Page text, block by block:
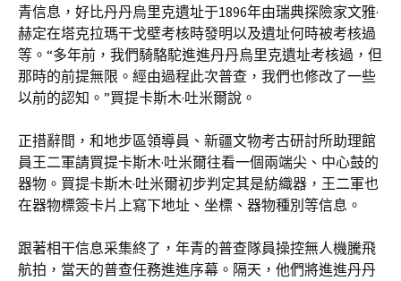
青信息，好比丹丹烏里克遺址于1896年由瑞典探險家文雅·
赫定在塔克拉瑪干戈壁考核時發明以及遺址何時被考核過
等。“多年前，我們騎駱駝進進丹丹烏里克遺址考核過，但
那時的前提無限。經由過程此次普查，我們也修改了一些
以前的認知。”買提卡斯木·吐米爾說。
正措辭間，和地步區領導員、新疆文物考古研討所助理館
員王二軍請買提卡斯木·吐米爾往看一個兩端尖、中心鼓的
器物。買提卡斯木·吐米爾初步判定其是紡織器，王二軍也
在器物標簽卡片上寫下地址、坐標、器物種別等信息。
跟著相干信息采集終了，年青的普查隊員操控無人機騰飛
航拍，當天的普查任務進進序幕。隔天，他們將進進丹丹